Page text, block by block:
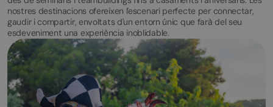
nostres destinacions ofereixen l'escenari perfecte per connectar,
gaudir i compartir, envoltats d'un entorn únic que farà del seu
esdeveniment una experiència inoblidable.